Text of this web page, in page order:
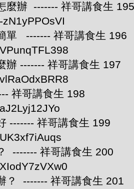
麼辦 ------- 祥哥講食生 195
單 ------- 祥哥講食生 196
辦 ------- 祥哥講食生 197
祥哥講食生 198
------- 祥哥講食生 199
------- 祥哥講食生 200
？ ------- 祥哥講食生 201